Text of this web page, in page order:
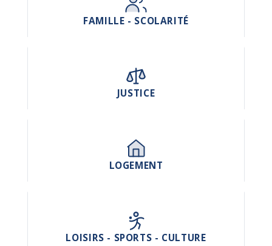
FAMILLE - SCOLARITÉ
JUSTICE
LOGEMENT
LOISIRS - SPORTS - CULTURE